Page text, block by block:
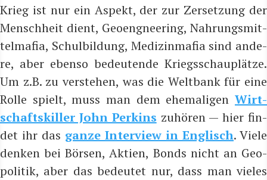
Krieg ist nur ein Aspekt, der zur Zer­set­zung der
Mensch­heit dient, Geo­eng­nee­ring, Nah­rungs­mit­
tel­ma­fia, Schul­bil­dung, Medi­zin­ma­fia sind ande­
re, aber eben­so bedeu­ten­de Kriegs­schau­plät­ze.
Um z.B. zu ver­ste­hen, was die Welt­bank für eine
Rol­le spielt, muss man dem ehe­ma­li­gen Wirt­
schafts­kil­ler John Per­kins zuhö­ren — hier fin­
det ihr das gan­ze Inter­view in Eng­lisch. Vie­le
den­ken bei Bör­sen, Akti­en, Bonds nicht an Geo­
po­li­tik, aber das bedeu­tet nur, dass man vie­les